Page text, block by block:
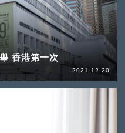
香港第一次
2021-12-20